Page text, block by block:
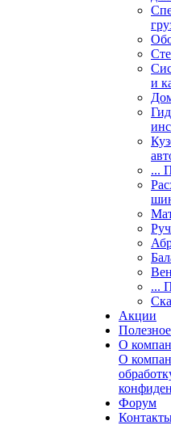
и
...
...
Акции
Полезное
О
О
Форум